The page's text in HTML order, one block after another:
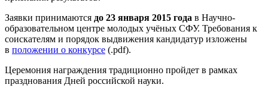
Заявки принимаются до 23 января 2015 года в Научно-
образовательном центре молодых учёных СФУ. Требования к
соискателям и порядок выдвижения кандидатур изложены
в положении о конкурсе (.pdf).
Церемония награждения традиционно пройдет в рамках
празднования Дней российской науки.